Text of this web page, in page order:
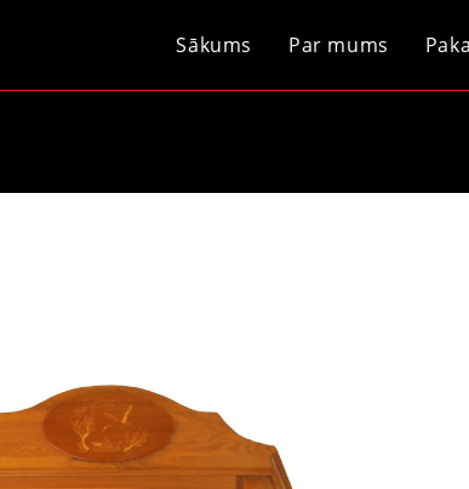
Sākums Par mums